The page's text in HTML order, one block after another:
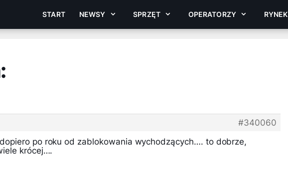
START NEWSY SPRZĘT OPERATORZY RYNEK
#340060
po roku od zablokowania wychodzących…. to dobrze,
krócej….